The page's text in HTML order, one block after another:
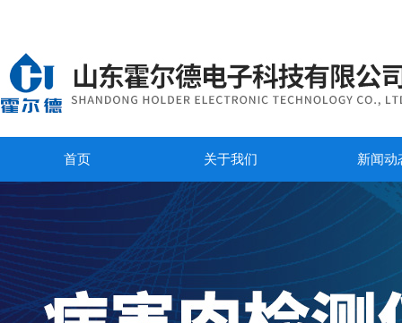
首页 关于我们 新闻动